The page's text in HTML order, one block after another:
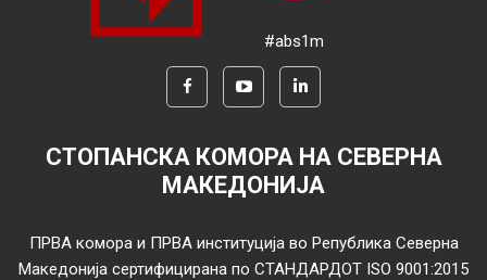
#abs1m
СТОПАНСКА КОМОРА НА СЕВЕРНА
МАКЕДОНИЈА
ПРВА комора и ПРВА институција во Република Северна
Македонија сертифицирана по СТАНДАРДОТ ISO 9001:2015